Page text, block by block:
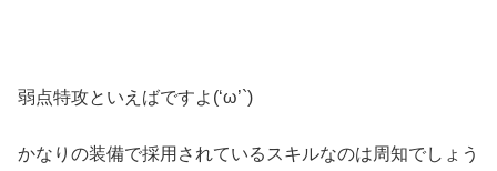
弱点特攻といえばですよ(‘ω’`)
かなりの装備で採用されているスキルなのは周知でしょう